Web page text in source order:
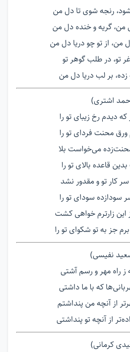
رنجه شوی تا دل من
من، گریه و خنده دل من
من، از تو چو دریا دل من
تو، در طلب گوهر تو
بر لب دریا دل من
اشتری)
دیدم رخ زیبای تو را
ورق محنت فردای تو را
می‌خواست بلا
قاعده بالای تو را
کار تو و مقدور نشد
سودازده سودای تو را
این زارترم خواهی کشت
جز به تو شکوای تو را
نفیسی)
ز راه مهر و رسم آشتی
که با ما داشتی
از آنچه من پنداشتم
از آنچه تو پنداشتی
کرمانی)